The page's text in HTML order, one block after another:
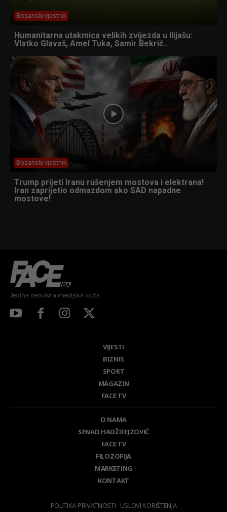
Bosanski vjestnik
Humanitarna utakmica velikih zvijezda u Ilijašu:
Vlatko Glavaš, Amel Tuka, Samir Bekrić…
Bosanski vjestnik
Trump prijeti Iranu rušenjem mostova i elektrana!
Iran zaprijetio odmazdom ako SAD napadne
mostove!
Jedina neovisna medijska kuća
VIJESTI
BIZNIS
SPORT
MAGAZIN
FACE TV
O NAMA
SENAD HADŽIFEJZOVIĆ
FACE TV
FILOZOFIJA
MARKETING
KONTAKT
POLITIKA PRIVATNOSTI USLOVI KORIŠTENJA